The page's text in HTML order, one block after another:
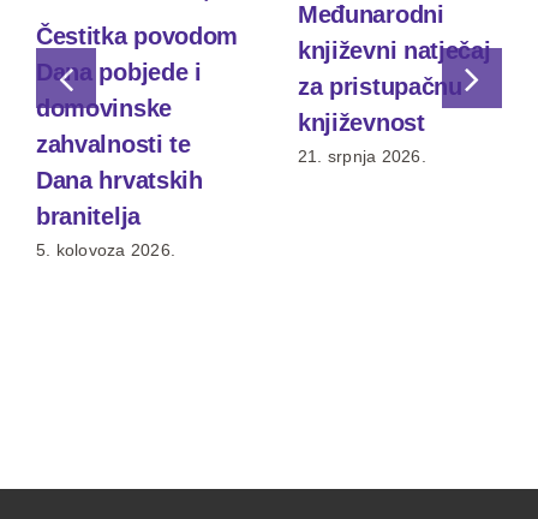
Čestitka povodom
Dana pobjede i
domovinske
zahvalnosti te
Dana hrvatskih
branitelja
5. kolovoza 2026.
Međunarodni
književni natječaj
za pristupačnu
književnost
21. srpnja 2026.